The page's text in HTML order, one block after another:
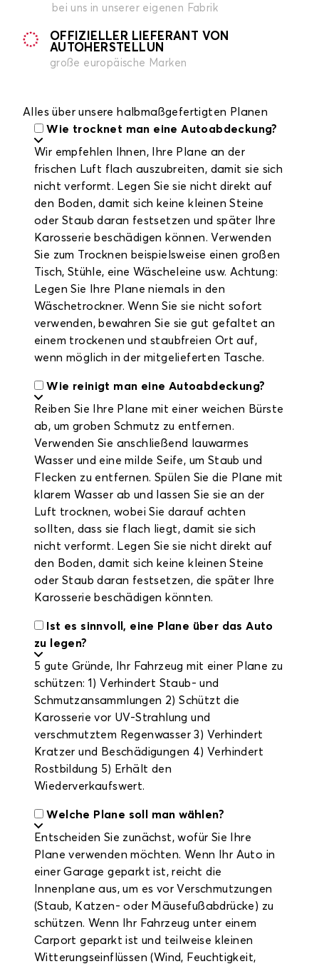
bei uns in unserer eigenen Fabrik
OFFIZIELLER LIEFERANT VON
AUTOHERSTELLUN
große europäische Marken
Alles über unsere halbmaßgefertigten Planen
Wie trocknet man eine Autoabdeckung?
Wir empfehlen Ihnen, Ihre Plane an der
frischen Luft flach auszubreiten, damit sie sich
nicht verformt. Legen Sie sie nicht direkt auf
den Boden, damit sich keine kleinen Steine
oder Staub daran festsetzen und später Ihre
Karosserie beschädigen können. Verwenden
Sie zum Trocknen beispielsweise einen großen
Tisch, Stühle, eine Wäscheleine usw. Achtung:
Legen Sie Ihre Plane niemals in den
Wäschetrockner. Wenn Sie sie nicht sofort
verwenden, bewahren Sie sie gut gefaltet an
einem trockenen und staubfreien Ort auf,
wenn möglich in der mitgelieferten Tasche.
Wie reinigt man eine Autoabdeckung?
Reiben Sie Ihre Plane mit einer weichen Bürste
ab, um groben Schmutz zu entfernen.
Verwenden Sie anschließend lauwarmes
Wasser und eine milde Seife, um Staub und
Flecken zu entfernen. Spülen Sie die Plane mit
klarem Wasser ab und lassen Sie sie an der
Luft trocknen, wobei Sie darauf achten
sollten, dass sie flach liegt, damit sie sich
nicht verformt. Legen Sie sie nicht direkt auf
den Boden, damit sich keine kleinen Steine
oder Staub daran festsetzen, die später Ihre
Karosserie beschädigen könnten.
Ist es sinnvoll, eine Plane über das Auto
zu legen?
5 gute Gründe, Ihr Fahrzeug mit einer Plane zu
schützen: 1) Verhindert Staub- und
Schmutzansammlungen 2) Schützt die
Karosserie vor UV-Strahlung und
verschmutztem Regenwasser 3) Verhindert
Kratzer und Beschädigungen 4) Verhindert
Rostbildung 5) Erhält den
Wiederverkaufswert.
Welche Plane soll man wählen?
Entscheiden Sie zunächst, wofür Sie Ihre
Plane verwenden möchten. Wenn Ihr Auto in
einer Garage geparkt ist, reicht die
Innenplane aus, um es vor Verschmutzungen
(Staub, Katzen- oder Mäusefußabdrücke) zu
schützen. Wenn Ihr Fahrzeug unter einem
Carport geparkt ist und teilweise kleinen
Witterungseinflüssen (Wind, Feuchtigkeit,